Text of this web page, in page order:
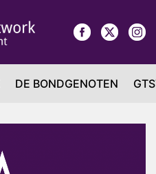
DE BONDGENOTEN